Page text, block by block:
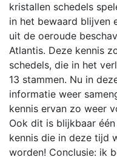
kristallen schedels
in het bewaard blijven
uit de oeroude
Atlantis. Deze kennis
schedels, die in het
13 stammen. Nu in
informatie weer
kennis ervan zo weer
Ook dit is blijkbaar
kennis die in deze tijd
worden! Conclusie: ik